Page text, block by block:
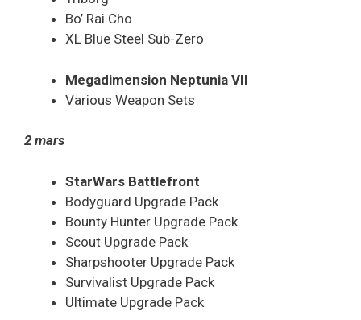
Bo’ Rai Cho
XL Blue Steel Sub-Zero
Megadimension Neptunia VII
Various Weapon Sets
2 mars
StarWars Battlefront
Bodyguard Upgrade Pack
Bounty Hunter Upgrade Pack
Scout Upgrade Pack
Sharpshooter Upgrade Pack
Survivalist Upgrade Pack
Ultimate Upgrade Pack